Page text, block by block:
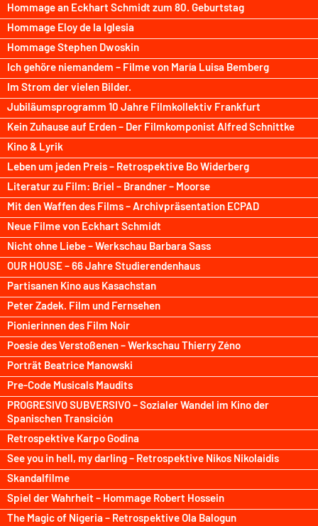
Hommage an Eckhart Schmidt zum 80. Geburtstag
Hommage Eloy de la Iglesia
Hommage Stephen Dwoskin
Ich gehöre niemandem – Filme von María Luisa Bemberg
Im Strom der vielen Bilder.
Jubiläumsprogramm 10 Jahre Filmkollektiv Frankfurt
Kein Zuhause auf Erden – Der Filmkomponist Alfred Schnittke
Kino & Lyrik
Leben um jeden Preis – Retrospektive Bo Widerberg
Literatur zu Film: Briel – Brandner – Moorse
Mit den Waffen des Films – Archivpräsentation ECPAD
Neue Filme von Eckhart Schmidt
Nicht ohne Liebe – Werkschau Barbara Sass
OUR HOUSE – 66 Jahre Studierendenhaus
Partisanen Kino aus Kasachstan
Peter Zadek. Film und Fernsehen
Pionierinnen des Film Noir
Poesie des Verstoßenen – Werkschau Thierry Zéno
Porträt Beatrice Manowski
Pre-Code Musicals Maudits
PROGRESIVO SUBVERSIVO – Sozialer Wandel im Kino der
Spanischen Transición
Retrospektive Karpo Godina
See you in hell, my darling – Retrospektive Nikos Nikolaidis
Skandalfilme
Spiel der Wahrheit – Hommage Robert Hossein
The Magic of Nigeria – Retrospektive Ola Balogun